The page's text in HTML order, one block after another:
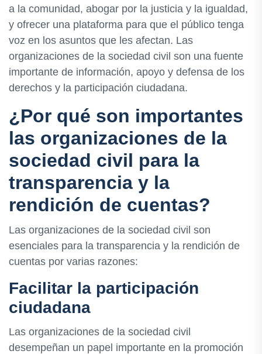
a la comunidad, abogar por la justicia y la igualdad,
y ofrecer una plataforma para que el público tenga
voz en los asuntos que les afectan. Las
organizaciones de la sociedad civil son una fuente
importante de información, apoyo y defensa de los
derechos y la participación ciudadana.
¿Por qué son importantes
las organizaciones de la
sociedad civil para la
transparencia y la
rendición de cuentas?
Las organizaciones de la sociedad civil son
esenciales para la transparencia y la rendición de
cuentas por varias razones:
Facilitar la participación
ciudadana
Las organizaciones de la sociedad civil
desempeñan un papel importante en la promoción